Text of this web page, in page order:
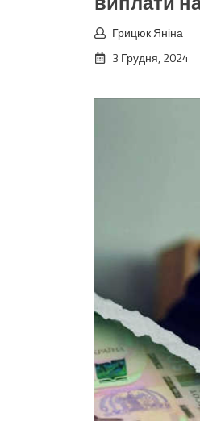
Грицюк Яніна
3 Грудня, 2024